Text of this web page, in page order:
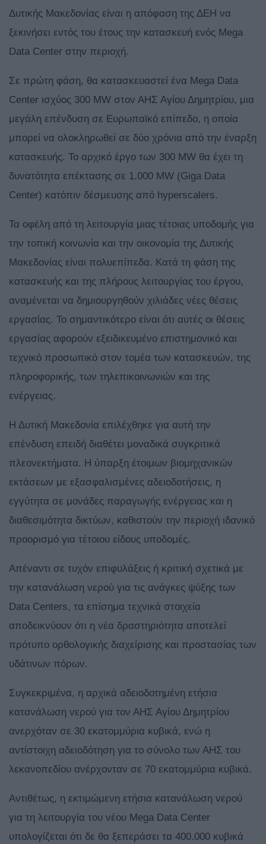
Δυτικής Μακεδονίας είναι η απόφαση της ΔΕΗ να
ξεκινήσει εντός του έτους την κατασκευή ενός Mega
Data Center στην περιοχή.
Σε πρώτη φάση, θα κατασκευαστεί ένα Mega Data
Center ισχύος 300 MW στον ΑΗΣ Αγίου Δημητρίου, μια
μεγάλη επένδυση σε Ευρωπαϊκό επίπεδο, η οποία
μπορεί να ολοκληρωθεί σε δύο χρόνια από την έναρξη
κατασκευής. Το αρχικό έργο των 300 MW θα έχει τη
δυνατότητα επέκτασης σε 1.000 MW (Giga Data
Center) κατόπιν δέσμευσης από hyperscalers.
Τα οφέλη από τη λειτουργία μιας τέτοιας υποδομής για
την τοπική κοινωνία και την οικονομία της Δυτικής
Μακεδονίας είναι πολυεπίπεδα. Κατά τη φάση της
κατασκευής και της πλήρους λειτουργίας του έργου,
αναμένεται να δημιουργηθούν χιλιάδες νέες θέσεις
εργασίας. Το σημαντικότερο είναι ότι αυτές οι θέσεις
εργασίας αφορούν εξειδικευμένο επιστημονικό και
τεχνικό προσωπικό στον τομέα των κατασκευών, της
πληροφορικής, των τηλεπικοινωνιών και της
ενέργειας.
Η Δυτική Μακεδονία επιλέχθηκε για αυτή την
επένδυση επειδή διαθέτει μοναδικά συγκριτικά
πλεονεκτήματα. Η ύπαρξη έτοιμων βιομηχανικών
εκτάσεων με εξασφαλισμένες αδειοδοτήσεις, η
εγγύτητα σε μονάδες παραγωγής ενέργειας και η
διαθεσιμότητα δικτύων, καθιστούν την περιοχή ιδανικό
προορισμό για τέτοιου είδους υποδομές.
Απέναντι σε τυχόν επιφυλάξεις ή κριτική σχετικά με
την κατανάλωση νερού για τις ανάγκες ψύξης των
Data Centers, τα επίσημα τεχνικά στοιχεία
αποδεικνύουν ότι η νέα δραστηριότητα αποτελεί
πρότυπο ορθολογικής διαχείρισης και προστασίας των
υδάτινων πόρων.
Συγκεκριμένα, η αρχικά αδειοδοτημένη ετήσια
κατανάλωση νερού για τον ΑΗΣ Αγίου Δημητρίου
ανερχόταν σε 30 εκατομμύρια κυβικά, ενώ η
αντίστοιχη αδειοδότηση για το σύνολο των ΑΗΣ του
λεκανοπεδίου ανέρχονταν σε 70 εκατομμύρια κυβικά.
Αντιθέτως, η εκτιμώμενη ετήσια κατανάλωση νερού
για τη λειτουργία του νέου Mega Data Center
υπολογίζεται ότι δε θα ξεπεράσει τα 400.000 κυβικά